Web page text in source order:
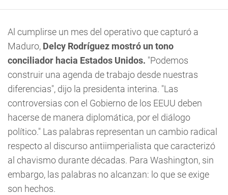
Al cumplirse un mes del operativo que capturó a
Maduro, Delcy Rodríguez mostró un tono
conciliador hacia Estados Unidos. "Podemos
construir una agenda de trabajo desde nuestras
diferencias", dijo la presidenta interina. "Las
controversias con el Gobierno de los EEUU deben
hacerse de manera diplomática, por el diálogo
político." Las palabras representan un cambio radical
respecto al discurso antiimperialista que caracterizó
al chavismo durante décadas. Para Washington, sin
embargo, las palabras no alcanzan: lo que se exige
son hechos.